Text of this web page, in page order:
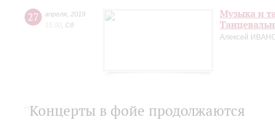
27 апреля 2019
15:00 Сб
Музыка и
Алексей
Концерты в фойе продолжаются